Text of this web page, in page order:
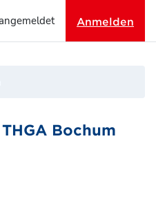
Anmelden
Bochum